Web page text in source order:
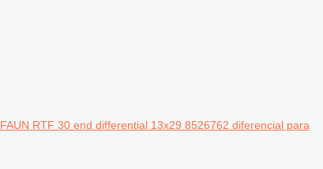
FAUN RTF 30 end differential 13x29 8526762 diferencial para